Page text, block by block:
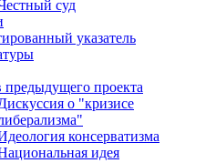
суд
указатель
проекта
о "кризисе
консерватизма
идея